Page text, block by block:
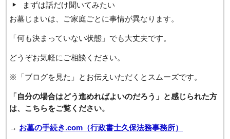
まずは話だけ聞いてみたい
お墓じまいは、ご家庭ごとに事情が異なります。
「何も決まっていない状態」でも大丈夫です。
どうぞお気軽にご相談ください。
※「ブログを見た」とお伝えいただくとスムーズです。
「自分の場合はどう進めればよいのだろう」と感じられた方
は、こちらをご覧ください。
→ お墓の手続き.com（行政書士久保法務事務所）